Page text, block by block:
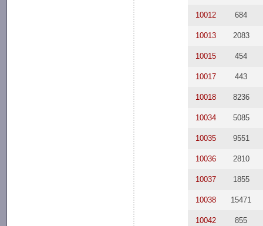
10012 684
10013 2083
10015 454
10017 443
10018 8236
10034 5085
10035 9551
10036 2810
10037 1855
10038 15471
10042 855